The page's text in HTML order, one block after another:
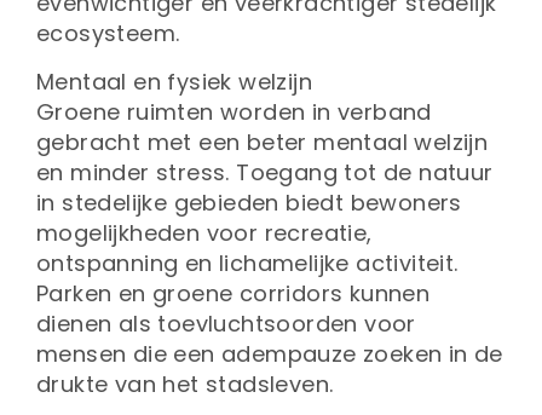
ecosysteem.
Mentaal en fysiek welzijn
Groene ruimten worden in verband
gebracht met een beter mentaal welzijn
en minder stress. Toegang tot de natuur
in stedelijke gebieden biedt bewoners
mogelijkheden voor recreatie,
ontspanning en lichamelijke activiteit.
Parken en groene corridors kunnen
dienen als toevluchtsoorden voor
mensen die een adempauze zoeken in de
drukte van het stadsleven.